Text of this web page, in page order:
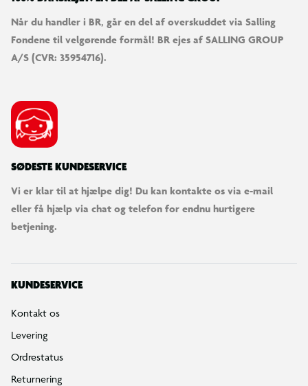
Når du handler i BR, går en del af overskuddet via Salling
Fondene til velgørende formål! BR ejes af SALLING GROUP
A/S (CVR: 35954716).
SØDESTE KUNDESERVICE
Vi er klar til at hjælpe dig! Du kan kontakte os via e-mail
eller få hjælp via chat og telefon for endnu hurtigere
betjening.
KUNDESERVICE
Kontakt os
Levering
Ordrestatus
Returnering